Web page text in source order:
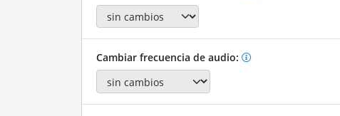
Cambiar frecuencia de audio: